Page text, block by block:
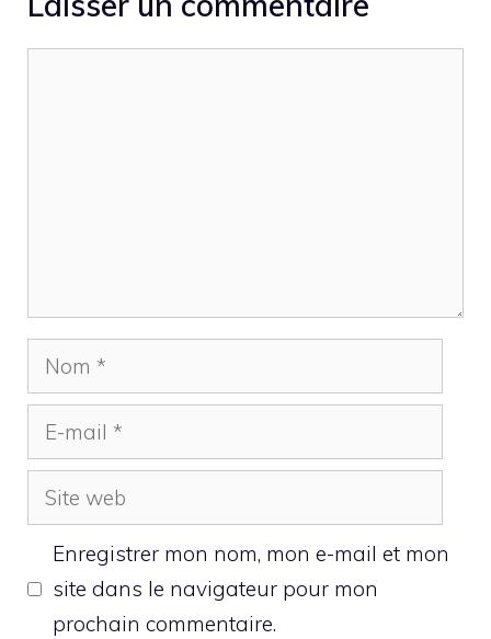
Nom
mail
Site
web
Enregistrer mon nom, mon e-mail et mon
site dans le navigateur pour mon
prochain commentaire.